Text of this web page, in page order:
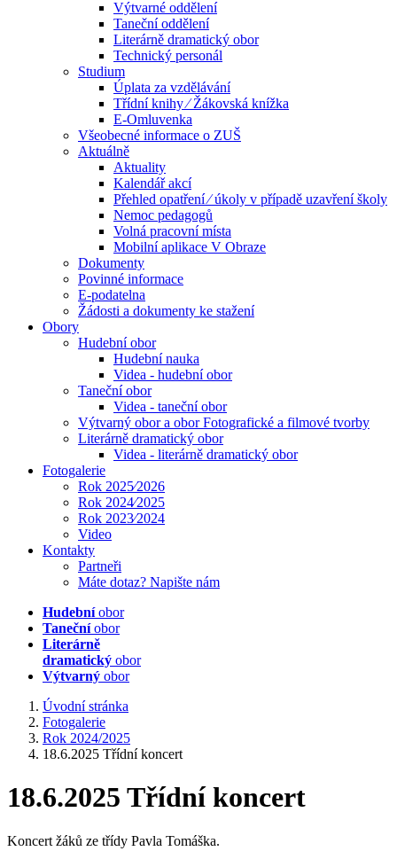
Výtvarné oddělení
Taneční oddělení
Literárně dramatický obor
Technický personál
Studium
Úplata za vzdělávání
Třídní knihy ⁄ Žákovská knížka
E-Omluvenka
Všeobecné informace o ZUŠ
Aktuálně
Aktuality
Kalendář akcí
Přehled opatření ⁄ úkoly v případě uzavření školy
Nemoc pedagogů
Volná pracovní místa
Mobilní aplikace V Obraze
Dokumenty
Povinné informace
E-podatelna
Žádosti a dokumenty ke stažení
Obory
Hudební obor
Hudební nauka
Videa - hudební obor
Taneční obor
Videa - taneční obor
Výtvarný obor a obor Fotografické a filmové tvorby
Literárně dramatický obor
Videa - literárně dramatický obor
Fotogalerie
Rok 2025⁄2026
Rok 2024⁄2025
Rok 2023⁄2024
Video
Kontakty
Partneři
Máte dotaz? Napište nám
Hudebníobor
Tanečníobor
Literárně
dramatický obor
Výtvarný obor
Úvodní stránka
Fotogalerie
Rok 2024/2025
18.6.2025 Třídní koncert
18.6.2025 Třídní koncert
Koncert žáků ze třídy Pavla Tomáška.